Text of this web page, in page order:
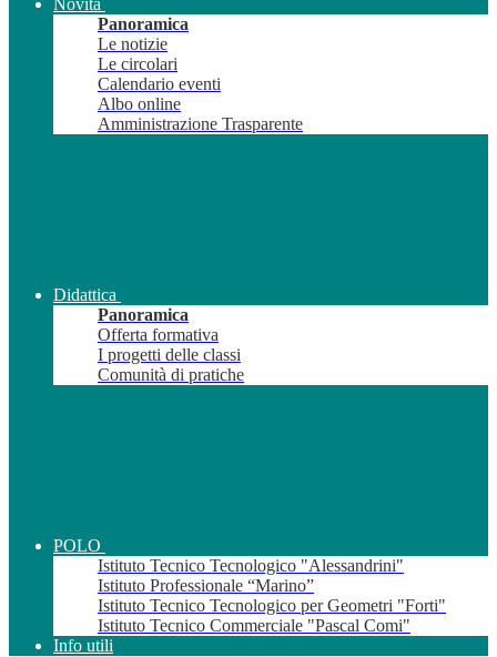
Novità
Panoramica
Le notizie
Le circolari
Calendario eventi
Albo online
Amministrazione Trasparente
Didattica
Panoramica
Offerta formativa
I progetti delle classi
Comunità di pratiche
POLO
Istituto Tecnico Tecnologico "Alessandrini"
Istituto Professionale “Marino”
Istituto Tecnico Tecnologico per Geometri "Forti"
Istituto Tecnico Commerciale "Pascal Comi"
Info utili